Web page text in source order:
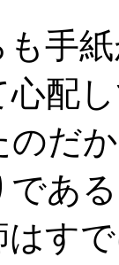
手
心配
だ
あ
す